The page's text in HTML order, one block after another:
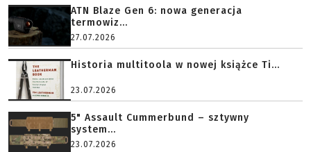
ATN Blaze Gen 6: nowa generacja
termowiz...
27.07.2026
Historia multitoola w nowej książce Ti...
23.07.2026
5" Assault Cummerbund – sztywny
system...
23.07.2026